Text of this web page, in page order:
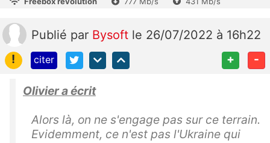
Publié par Bysoft le 26/07/2022 à 16h22
!
citer + -
Olivier a écrit
Alors là, on ne s'engage pas sur ce terrain.
Evidemment, ce n'est pas l'Ukraine qui